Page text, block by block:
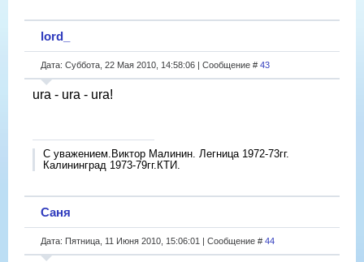
lord_
Дата: Суббота, 22 Мая 2010, 14:58:06 | Сообщение # 43
ura - ura - ura!
С уважением.Виктор Малинин. Легница 1972-73гг.
Калининград 1973-79гг.КТИ.
Саня
Дата: Пятница, 11 Июня 2010, 15:06:01 | Сообщение # 44